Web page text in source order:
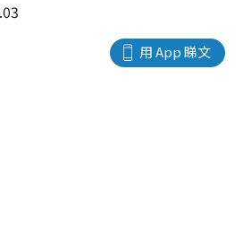
用 App 睇文